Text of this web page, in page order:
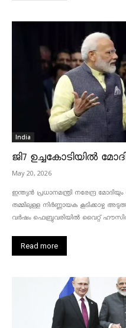
India
ജി7 ഉച്ചകോടിയിൽ
May 20, 2026
ഇന്ത്യൻ പ്രധാനമന്ത്രി നരേന്ദ്ര
തമ്മിലുള്ള നിർണ്ണായക കൂടിക്കാഴ്ച
വർഷം ഫെബ്രുവരിയിൽ വൈറ്റ് ഹൗസിൽ
Read more